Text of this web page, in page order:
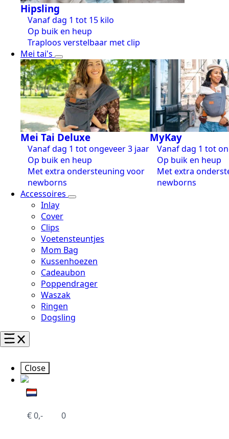
Hipsling
Vanaf dag 1 tot 15 kilo
Op buik en heup
Traploos verstelbaar met clip
Mei tai's
Mei Tai Deluxe
Vanaf dag 1 tot ongeveer 3 jaar
Op buik en heup
Met extra ondersteuning voor
newborns
MyKay
Vanaf dag 1 tot
Op buik en heup
Met extra
newborns
Accessoires
Inlay
Cover
Clips
Voetensteuntjes
Mom Bag
Kussenhoezen
Cadeaubon
Poppendrager
Waszak
Ringen
Dogsling
Close
€0,- 0